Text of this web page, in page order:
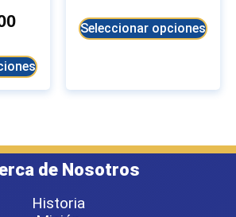
Seleccionar opciones
de Nosotros
Historia